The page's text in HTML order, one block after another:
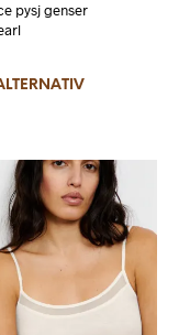
pysj genser